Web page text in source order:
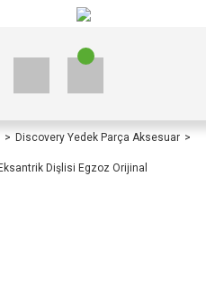
Discovery Yedek Parça Aksesuar